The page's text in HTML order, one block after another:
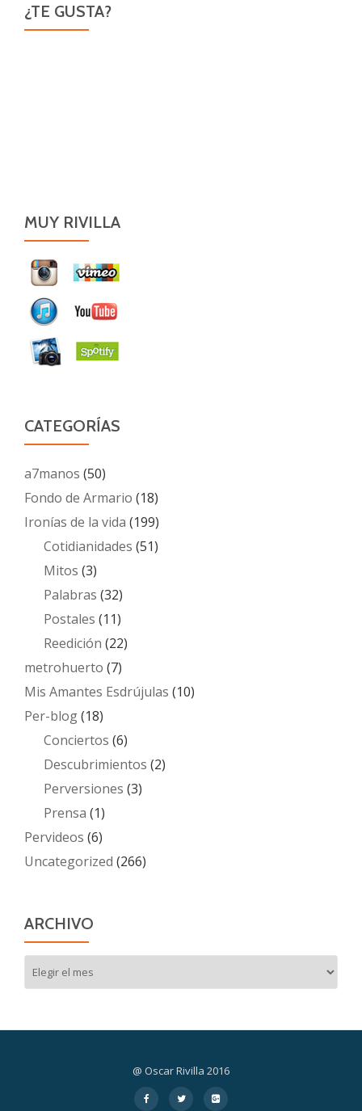
¿TE GUSTA?
MUY RIVILLA
CATEGORÍAS
a7manos (50)
Fondo de Armario (18)
Ironías de la vida (199)
Cotidianidades (51)
Mitos (3)
Palabras (32)
Postales (11)
Reedición (22)
metrohuerto (7)
Mis Amantes Esdrújulas (10)
Per-blog(18)
Conciertos (6)
Descubrimientos (2)
Perversiones (3)
Prensa (1)
Pervideos (6)
Uncategorized (266)
ARCHIVO
@ Oscar Rivilla 2016
fa-
fa-
fa-